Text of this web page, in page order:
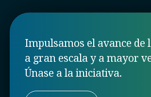
Impulsamos el avance de
a gran escala y a mayor
Únase a la iniciativa.